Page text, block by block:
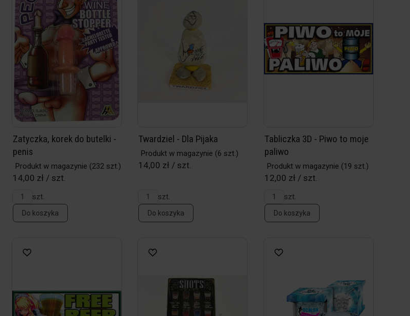
Zatyczka, korek do butelki -
penis
Produkt w magazynie (232 szt.)
14,00 zł / szt.
szt.
Do koszyka
Twardziel - Dla Pijaka
Produkt w magazynie (6 szt.)
14,00 zł / szt.
szt.
Do koszyka
Tabliczka 3D - Piwo to moje
paliwo
Produkt w magazynie (19 szt.)
12,00 zł / szt.
szt.
Do koszyka